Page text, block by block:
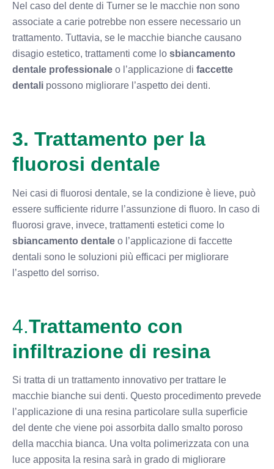
Nel caso del dente di Turner se le macchie non sono
associate a carie potrebbe non essere necessario un
trattamento. Tuttavia, se le macchie bianche causano
disagio estetico, trattamenti come lo sbiancamento
dentale professionale o l’applicazione di faccette
dentali possono migliorare l’aspetto dei denti.
3. Trattamento per la
fluorosi dentale
Nei casi di fluorosi dentale, se la condizione è lieve, può
essere sufficiente ridurre l’assunzione di fluoro. In caso di
fluorosi grave, invece, trattamenti estetici come lo
sbiancamento dentale o l’applicazione di faccette
dentali sono le soluzioni più efficaci per migliorare
l’aspetto del sorriso.
4.Trattamento con
infiltrazione di resina
Si tratta di un trattamento innovativo per trattare le
macchie bianche sui denti. Questo procedimento prevede
l’applicazione di una resina particolare sulla superficie
del dente che viene poi assorbita dallo smalto poroso
della macchia bianca. Una volta polimerizzata con una
luce apposita la resina sarà in grado di migliorare